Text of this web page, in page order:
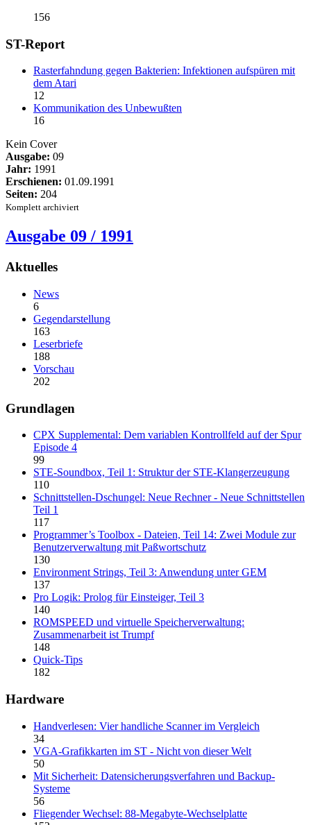
156
ST-Report
Rasterfahndung gegen Bakterien: Infektionen aufspüren mit
dem Atari
12
Kommunikation des Unbewußten
16
Kein Cover
Ausgabe: 09
Jahr: 1991
Erschienen: 01.09.1991
Seiten: 204
Komplett archiviert
Ausgabe 09 / 1991
Aktuelles
News
6
Gegendarstellung
163
Leserbriefe
188
Vorschau
202
Grundlagen
CPX Supplemental: Dem variablen Kontrollfeld auf der Spur
Episode 4
99
STE-Soundbox, Teil 1: Struktur der STE-Klangerzeugung
110
Schnittstellen-Dschungel: Neue Rechner - Neue Schnittstellen
Teil 1
117
Programmer’s Toolbox - Dateien, Teil 14: Zwei Module zur
Benutzerverwaltung mit Paßwortschutz
130
Environment Strings, Teil 3: Anwendung unter GEM
137
Pro Logik: Prolog für Einsteiger, Teil 3
140
ROMSPEED und virtuelle Speicherverwaltung:
Zusammenarbeit ist Trumpf
148
Quick-Tips
182
Hardware
Handverlesen: Vier handliche Scanner im Vergleich
34
VGA-Grafikkarten im ST - Nicht von dieser Welt
50
Mit Sicherheit: Datensicherungsverfahren und Backup-
Systeme
56
Fliegender Wechsel: 88-Megabyte-Wechselplatte